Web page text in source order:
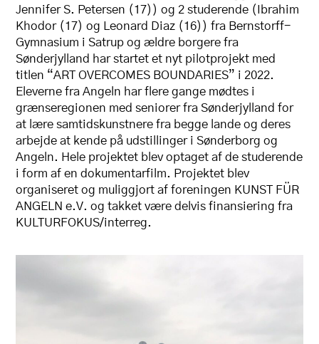
Jennifer S. Petersen (17)) og 2 studerende (Ibrahim
Khodor (17) og Leonard Diaz (16)) fra Bernstorff-
Gymnasium i Satrup og ældre borgere fra
Sønderjylland har startet et nyt pilotprojekt med
titlen “ART OVERCOMES BOUNDARIES” i 2022.
Eleverne fra Angeln har flere gange mødtes i
grænseregionen med seniorer fra Sønderjylland for
at lære samtidskunstnere fra begge lande og deres
arbejde at kende på udstillinger i Sønderborg og
Angeln. Hele projektet blev optaget af de studerende
i form af en dokumentarfilm. Projektet blev
organiseret og muliggjort af foreningen KUNST FÜR
ANGELN e.V. og takket være delvis finansiering fra
KULTURFOKUS/interreg.